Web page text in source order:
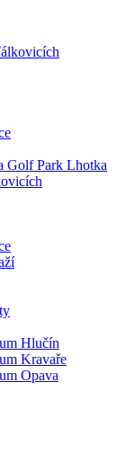
Golf Park Lhotka
Hlučín
Kravaře
Opava